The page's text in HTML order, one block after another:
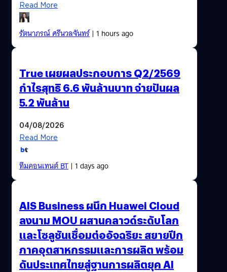
Read More
รัตนาภรณ์ ศรีนวลจันทร์| 1 hours ago
True เผยผลประกอบการ Q2/2569
กำไรสุทธิ 6.6 พันล้านบาท จ่ายปันผล
5.2 พันล้าน
04/08/2026
Read More
ทีมคอนเทนต์ BT| 1 days ago
AIS Business ผนึก Huawei Cloud
ลงนาม MOU ผสานคลาวด์ระดับโลก
และโซลูชันเชื่อมต่ออัจฉริยะ สยายปีก
ภาคอุตสาหกรรมและการผลิต พร้อม
ดันประเทศไทยสู่ฐานการผลิตยุค AI